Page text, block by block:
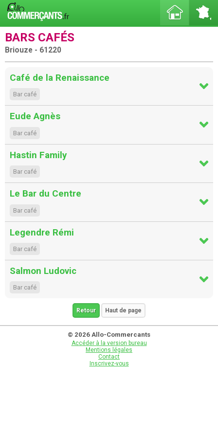
BARS CAFÉS
Briouze - 61220
Café de la Renaissance
Bar café
Eude Agnès
Bar café
Hastin Family
Bar café
Le Bar du Centre
Bar café
Legendre Rémi
Bar café
Salmon Ludovic
Bar café
Retour Haut de page
© 2026 Allo-Commercants
Accéder à la version bureau
Mentions légales
Contact
Inscrivez-vous